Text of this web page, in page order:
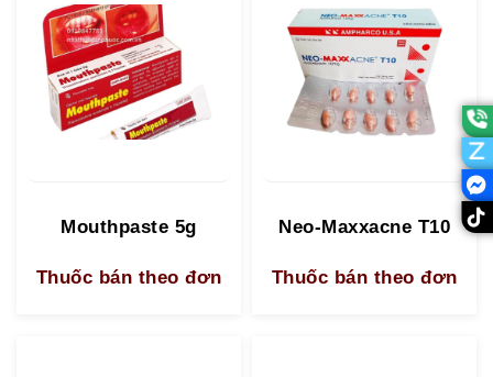
Mouthpaste 5g
Thuốc bán theo đơn
Neo-Maxxacne T10
Thuốc bán theo đơn